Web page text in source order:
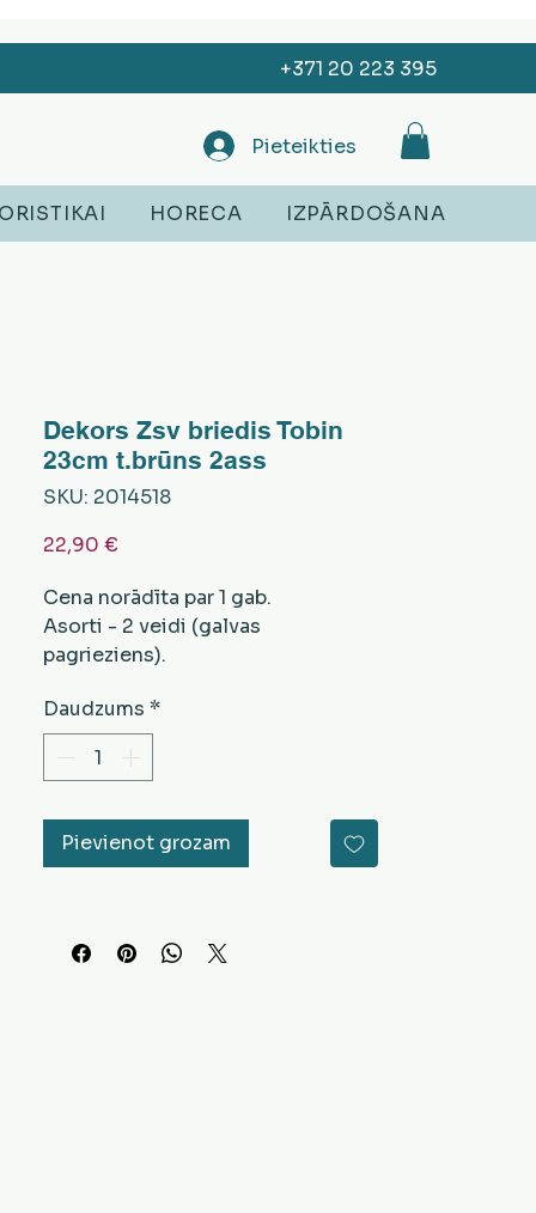
+371 20 223 395
Pieteikties
HORECA IZPĀRDOŠANA
Dekors Zsv briedis Tobin
23cm t.brūns 2ass
SKU: 2014518
22,90 €
Cena norādīta par 1 gab.
Asorti - 2 veidi (galvas
pagrieziens).
Krāsa - brūna.
Vēlamo veidu norādiet komentārā,
veicot pasūtījumu.
Daudzums *
Pievienot grozam